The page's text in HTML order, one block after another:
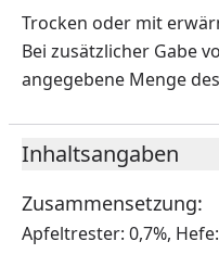
Trocken oder mit
Bei zusätzlicher Gabe
angegebene Menge
Inhaltsangaben
Zusammensetzung:
Apfeltrester: 0,7%,